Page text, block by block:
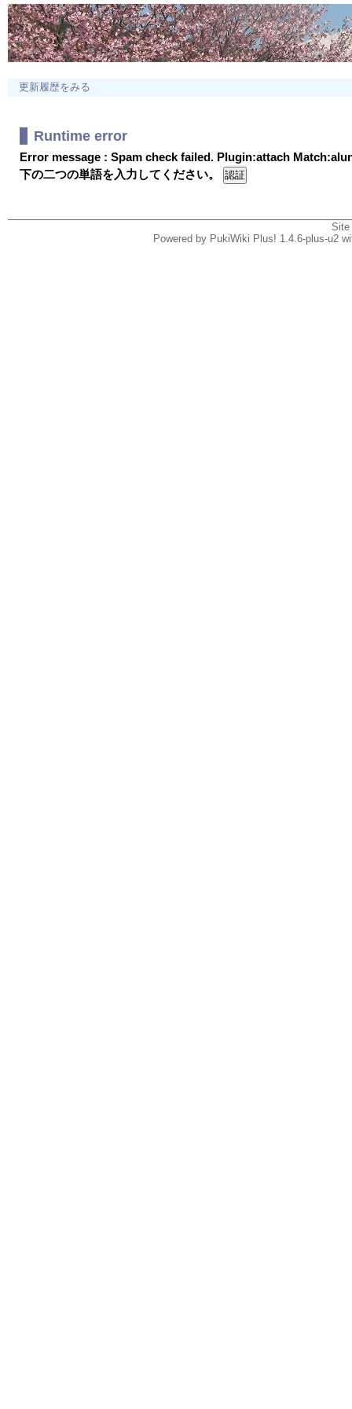
更新履歴をみる
Runtime error
Error message : Spam check failed. Plugin:attach
下の二つの単語を入力してください。
Powered by PukiWiki Plus! 1.4.6-plus-u2